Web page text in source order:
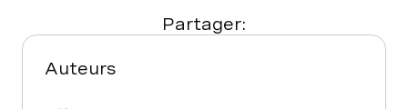
Partager:
Auteurs